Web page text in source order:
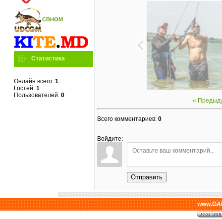
СВНОМ
Статистика
Онлайн всего: 1
Гостей: 1
Пользователей: 0
«
Всего комментариев: 0
Войдите:
Отправить